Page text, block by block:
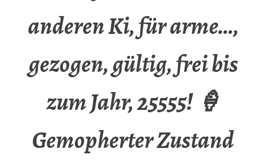
anderen Ki, für arme…,
gezogen, gültig, frei bis
zum Jahr, 25555! 🍦
Gemopherter Zustand